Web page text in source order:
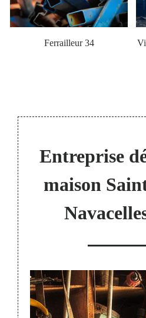
Ferrailleur 34
Entreprise
maison